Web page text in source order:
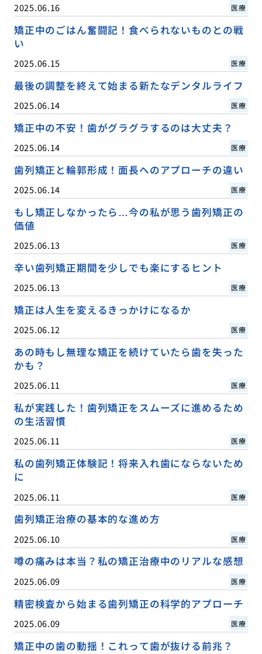
2025.06.16 医療
矯正中のごはん奮闘記！食べられないものとの戦
い
2025.06.15 医療
最後の調整を終えて始まる新たなデンタルライフ
2025.06.14 医療
矯正中の不安！歯がグラグラするのは大丈夫？
2025.06.14 医療
歯列矯正と輪郭形成！面長へのアプローチの違い
2025.06.14 医療
もし矯正しなかったら…今の私が思う歯列矯正の
価値
2025.06.13 医療
辛い歯列矯正期間を少しでも楽にするヒント
2025.06.13 医療
矯正は人生を変えるきっかけになるか
2025.06.12 医療
あの時もし無理な矯正を続けていたら歯を失った
かも？
2025.06.11 医療
私が実践した！歯列矯正をスムーズに進めるため
の生活習慣
2025.06.11 医療
私の歯列矯正体験記！将来入れ歯にならないため
に
2025.06.11 医療
歯列矯正治療の基本的な進め方
2025.06.10 医療
噂の痛みは本当？私の矯正治療中のリアルな感想
2025.06.09 医療
精密検査から始まる歯列矯正の科学的アプローチ
2025.06.09 医療
矯正中の歯の動揺！これって歯が抜ける前兆？